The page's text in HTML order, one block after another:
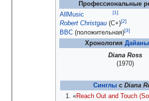
Профессиональные
AllMusic
Robert Christgau (C+)
BBC (положительная)
Хронология
Diana Ross
(1970)
Синглыс Diana
«Reach Out and Touch